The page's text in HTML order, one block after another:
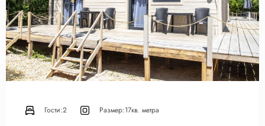
Гости:2 Размер:17кв. метра